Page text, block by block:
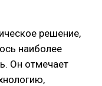
решение,
наиболее
Он отмечает